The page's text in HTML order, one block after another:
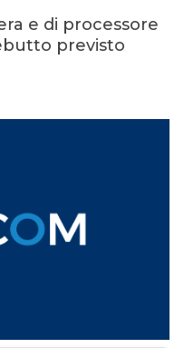
e di processore
previsto